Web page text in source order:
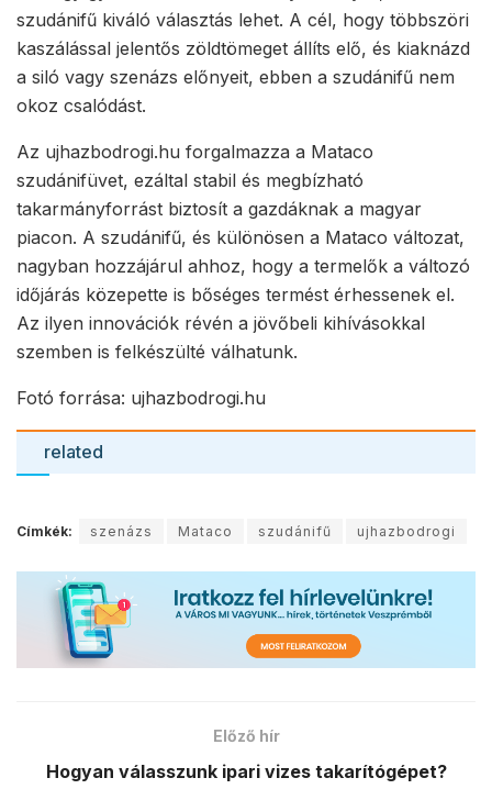
szudánifű kiváló választás lehet. A cél, hogy többszöri
kaszálással jelentős zöldtömeget állíts elő, és kiaknázd
a siló vagy szenázs előnyeit, ebben a szudánifű nem
okoz csalódást.
Az ujhazbodrogi.hu forgalmazza a Mataco
szudánifüvet, ezáltal stabil és megbízható
takarmányforrást biztosít a gazdáknak a magyar
piacon. A szudánifű, és különösen a Mataco változat,
nagyban hozzájárul ahhoz, hogy a termelők a változó
időjárás közepette is bőséges termést érhessenek el.
Az ilyen innovációk révén a jövőbeli kihívásokkal
szemben is felkészülté válhatunk.
Fotó forrása: ujhazbodrogi.hu
related
Címkék: szenázs Mataco szudánifű ujhazbodrogi
Előző hír
Hogyan válasszunk ipari vizes takarítógépet?